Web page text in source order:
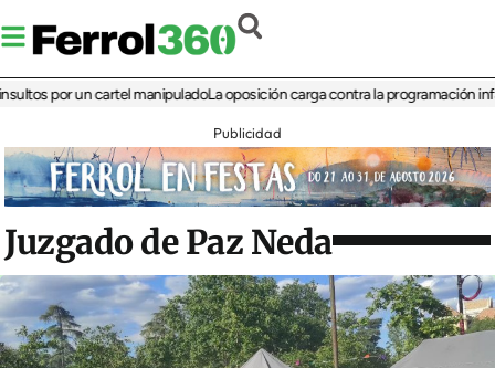
por un cartel manipuladoLa oposición carga contra la programación infantil
Publicidad
Juzgado de Paz Neda